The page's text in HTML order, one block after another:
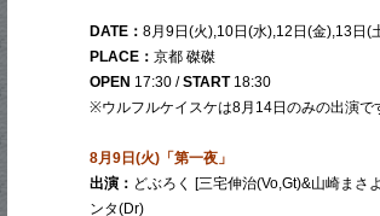
DATE： 8月9日(火),10日(水),12日(金),13日(
PLACE： 京都 磔磔
OPEN 17:30 /START18:30
※ウルフルケイスケは8月14日のみの出演で
8月9日(火)「第一夜」
出演： どぶろく [三宅伸治(Vo,Gt)&山崎まさ
ンタ(Dr)